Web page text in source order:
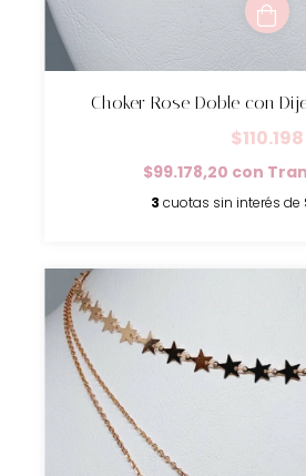
Choker Rose Doble con
$110.198
$99.178,20 con
3 cuotas sin interés de